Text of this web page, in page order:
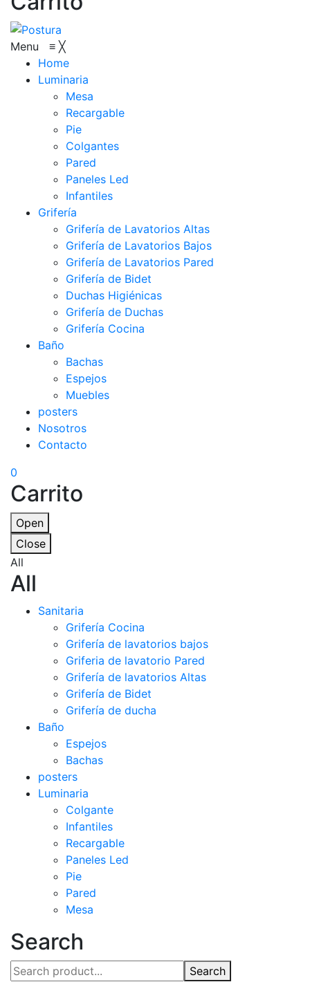
Menu ≡ ╳
Home
Luminaria
Mesa
Recargable
Pie
Colgantes
Pared
Paneles Led
Infantiles
Grifería
Grifería de Lavatorios Altas
Grifería de Lavatorios Bajos
Grifería de Lavatorios Pared
Grifería de Bidet
Duchas Higiénicas
Grifería de Duchas
Grifería Cocina
Baño
Bachas
Espejos
Muebles
posters
Nosotros
Contacto
0
Carrito
Open
Close
All
All
Sanitaria
Grifería Cocina
Grifería de lavatorios bajos
Griferia de lavatorio Pared
Grifería de lavatorios Altas
Grifería de Bidet
Grifería de ducha
Baño
Espejos
Bachas
posters
Luminaria
Colgante
Infantiles
Recargable
Paneles Led
Pie
Pared
Mesa
Search
Search